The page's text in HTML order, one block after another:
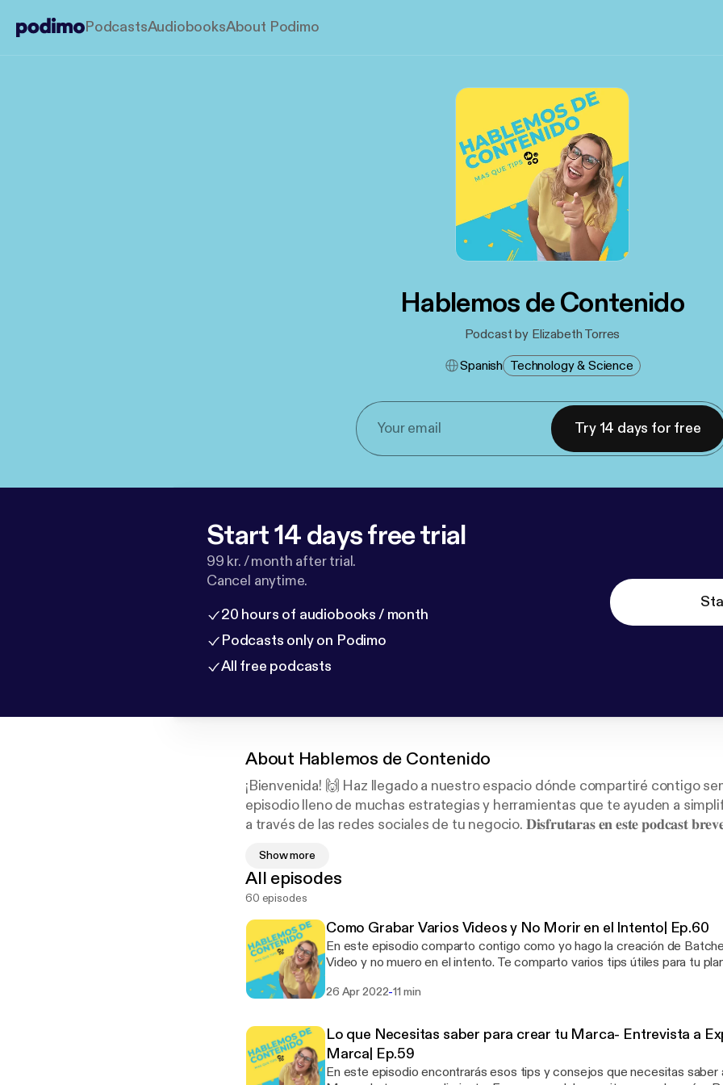
PodcastsAudiobooksAbout Podimo
Hablemos de Contenido
Podcast by Elizabeth Torres
Spanish Technology & Science
Try 14 days for free
Start 14 days free trial
99 kr. / month after trial.
Cancel anytime.
20 hours of audiobooks / month
Podcasts only on Podimo
All free podcasts
About Hablemos de Contenido
¡Bienvenida! 🙌 Haz llegado a nuestro espacio dónde compartiré contigo
episodio lleno de muchas estrategias y herramientas que te ayuden a
a través de las redes sociales de tu negocio. 𝐃𝐢𝐬𝐟𝐫𝐮𝐭𝐚𝐫𝐚𝐬 𝐞𝐧 𝐞𝐬𝐭𝐞 𝐩𝐨𝐝𝐜𝐚𝐬𝐭
𝐦𝐚́𝐬. 🚀⁣
𝐃𝐀𝐋𝐄 𝐏𝐋𝐀𝐘! 🎧Que comience la aventura! 💛⁣
Nos consigues en las redes sociales como @likeapropr y en nuestra pagina
likeapropr.com
Show more
All episodes
60 episodes
Como Grabar Varios Videos y No Morir en el Intento| Ep.60
En este episodio comparto contigo como yo hago la creación de
Video y no muero en el intento. Te comparto varios tips útiles para tu
Newsletter: Aquí [https://winning-experimenter-3820.ck.page/afd3db1436]
[https://www.likeapropr.com/booking-calendar/consulta-
mas información puedes accesar estos enlaces: 🌐 Pagina Web [https://www.likeapropr.com/]
🚀 Servicios [https://www.likeapropr.com/servicios] ¡Síguenos! ➡️ Instagram: @likeapropr
[https://www.instagram.com/likeapropr/] ➡️ Facebook: Like A Pro PR
26 Apr 2022-11 min
Lo que Necesitas saber para crear tu Marca- Entrevista a
Marca| Ep.59
En este episodio encontrarás esos tips y consejos que necesitas saber